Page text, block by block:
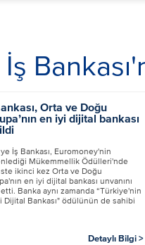
İş
Orta ve Doğu
en iyi dijital bankası
İş Bankası, Euromoney'nin
Mükemmellik Ödülleri'nde
ikinci kez Orta ve Doğu
en iyi dijital bankası unvanını
Banka aynı zamanda “Türkiye'nin
Dijital Bankası" ödülünün de sahibi
Detaylı Bilgi >